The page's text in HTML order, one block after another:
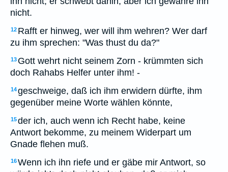
nicht.
12 Rafft er hinweg, wer will ihm wehren? Wer darf
zu ihm sprechen: "Was thust du da?"
13 Gott wehrt nicht seinem Zorn - krümmten sich
doch Rahabs Helfer unter ihm! -
14geschweige, daß ich ihm erwidern dürfte, ihm
gegenüber meine Worte wählen könnte,
15der ich, auch wenn ich Recht habe, keine
Antwort bekomme, zu meinem Widerpart um
Gnade flehen muß.
16Wenn ich ihn riefe und er gäbe mir Antwort, so